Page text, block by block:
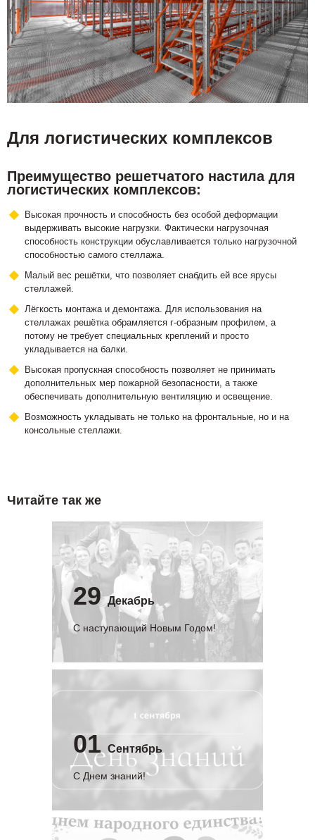
Для логистических комплексов
Преимущество решетчатого настила для
логистических комплексов:
Высокая прочность и способность без особой деформации
выдерживать высокие нагрузки. Фактически нагрузочная
способность конструкции обуславливается только нагрузочной
способностью самого стеллажа.
Малый вес решётки, что позволяет снабдить ей все ярусы
стеллажей.
Лёгкость монтажа и демонтажа. Для использования на
стеллажах решётка обрамляется г-образным профилем, а
потому не требует специальных креплений и просто
укладывается на балки.
Высокая пропускная способность позволяет не принимать
дополнительных мер пожарной безопасности, а также
обеспечивать дополнительную вентиляцию и освещение.
Возможность укладывать не только на фронтальные, но и на
консольные стеллажи.
Читайте так же
29 Декабрь
С наступающий Новым Годом!
01 Сентябрь
C Днем знаний!